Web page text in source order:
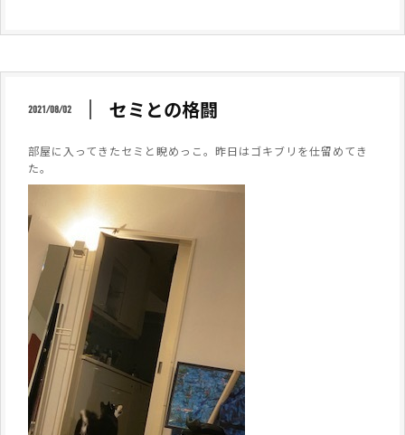
2021/08/02 セミとの格闘
部屋に入ってきたセミと睨めっこ。昨日はゴキブリを仕留めてき
た。